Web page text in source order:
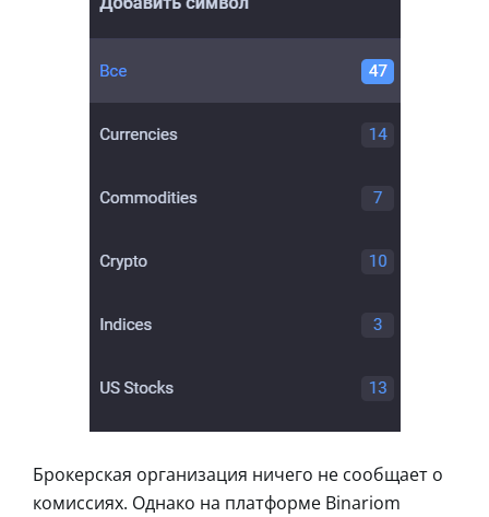
Брокерская организация ничего не сообщает о
комиссиях. Однако на платформе Binariom